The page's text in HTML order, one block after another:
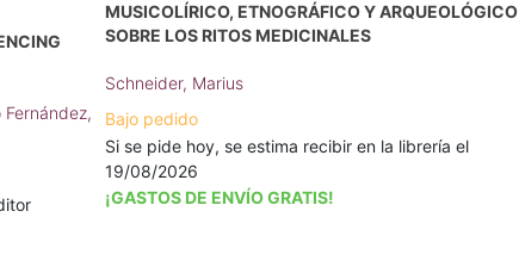
Fernández,
MUSICOLÍRICO, ETNOGRÁFICO Y ARQUEOLÓGICO
SOBRE LOS RITOS MEDICINALES
Schneider, Marius
Bajo pedido
Si se pide hoy, se estima recibir en la librería el
19/08/2026
¡GASTOS DE ENVÍO GRATIS!